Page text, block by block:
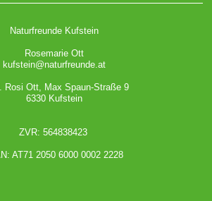
Naturfreunde Kufstein
Rosemarie Ott
kufstein@naturfreunde.at
Rosi Ott, Max Spaun-Straße 9
6330 Kufstein
ZVR: 564838423
AT71 2050 6000 0002 2228